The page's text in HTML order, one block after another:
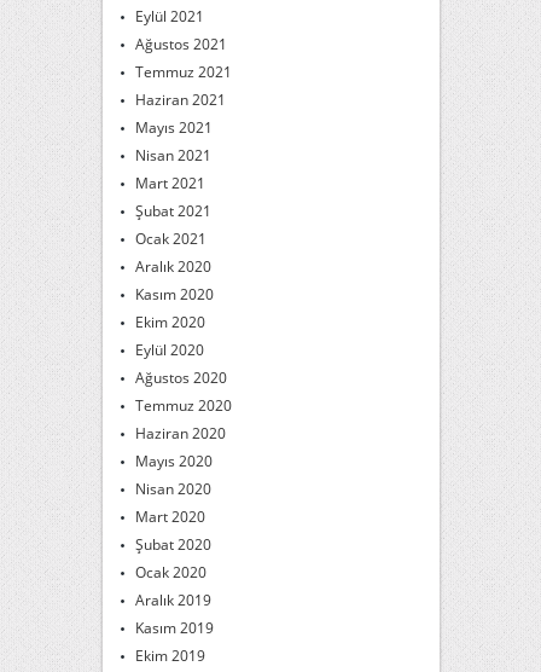
Eylül 2021
Ağustos 2021
Temmuz 2021
Haziran 2021
Mayıs 2021
Nisan 2021
Mart 2021
Şubat 2021
Ocak 2021
Aralık 2020
Kasım 2020
Ekim 2020
Eylül 2020
Ağustos 2020
Temmuz 2020
Haziran 2020
Mayıs 2020
Nisan 2020
Mart 2020
Şubat 2020
Ocak 2020
Aralık 2019
Kasım 2019
Ekim 2019